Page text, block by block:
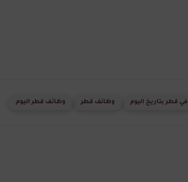
قطر بتاريخ اليوم وظائف قطر وظائف قطر اليوم